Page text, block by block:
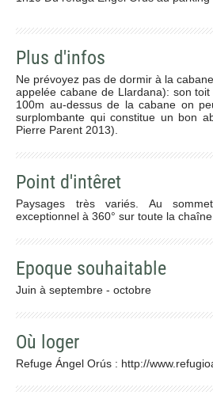
Plus d'infos
Ne prévoyez pas de dormir à la
appelée cabane de Llardana): son
100m au-dessus de la cabane on
surplombante qui constitue un bon
Pierre Parent 2013).
Point d'intêret
Paysages très variés. Au
exceptionnel à 360° sur toute la
Epoque souhaitable
Juin à septembre - octobre
Où loger
Refuge Ángel Orús : http://